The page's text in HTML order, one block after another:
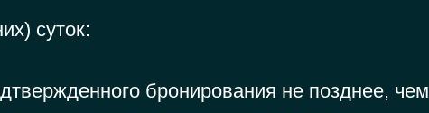
суток:
бронирования не позднее, чем